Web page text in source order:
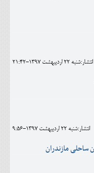
انتشار:شنبه 22 ارديبهشت 1397-21:42
انتشار:شنبه 22 ارديبهشت 1397-9:56